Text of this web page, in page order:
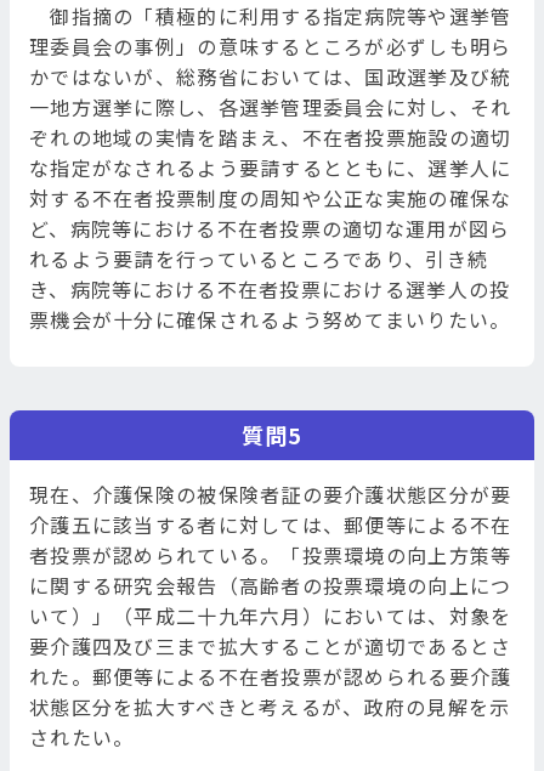
御指摘の「積極的に利用する指定病院等や選挙管
理委員会の事例」の意味するところが必ずしも明ら
かではないが、総務省においては、国政選挙及び統
一地方選挙に際し、各選挙管理委員会に対し、それ
ぞれの地域の実情を踏まえ、不在者投票施設の適切
な指定がなされるよう要請するとともに、選挙人に
対する不在者投票制度の周知や公正な実施の確保な
ど、病院等における不在者投票の適切な運用が図ら
れるよう要請を行っているところであり、引き続
き、病院等における不在者投票における選挙人の投
票機会が十分に確保されるよう努めてまいりたい。
質問5
現在、介護保険の被保険者証の要介護状態区分が要
介護五に該当する者に対しては、郵便等による不在
者投票が認められている。「投票環境の向上方策等
に関する研究会報告（高齢者の投票環境の向上につ
いて）」（平成二十九年六月）においては、対象を
要介護四及び三まで拡大することが適切であるとさ
れた。郵便等による不在者投票が認められる要介護
状態区分を拡大すべきと考えるが、政府の見解を示
されたい。